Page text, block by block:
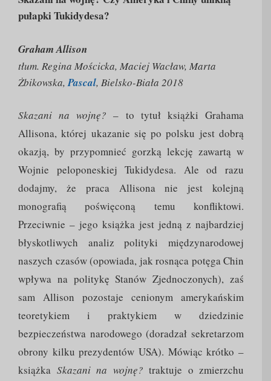
pułapki Tukidydesa?
Graham Allison
tłum. Regina Mościcka, Maciej Wacław, Marta
Żbikowska, Pascal, Bielsko-Biała 2018
Skazani na wojnę? – to tytuł książki Grahama
Allisona, której ukazanie się po polsku jest dobrą
okazją, by przypomnieć gorzką lekcję zawartą w
Wojnie peloponeskiej Tukidydesa. Ale od razu
dodajmy, że praca Allisona nie jest kolejną
monografią poświęconą temu konfliktowi.
Przeciwnie – jego książka jest jedną z najbardziej
błyskotliwych analiz polityki międzynarodowej
naszych czasów (opowiada, jak rosnąca potęga Chin
wpływa na politykę Stanów Zjednoczonych), zaś
sam Allison pozostaje cenionym amerykańskim
teoretykiem i praktykiem w dziedzinie
bezpieczeństwa narodowego (doradzał sekretarzom
obrony kilku prezydentów USA). Mówiąc krótko –
książka Skazani na wojnę? traktuje o zmierzchu